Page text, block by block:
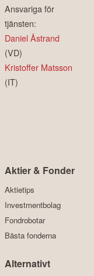
Ansvariga för
tjänsten:
Daniel Åstrand
(VD)
Kristoffer Matsson
(IT)
Aktier & Fonder
Aktietips
Investmentbolag
Fondrobotar
Bästa fonderna
Alternativt